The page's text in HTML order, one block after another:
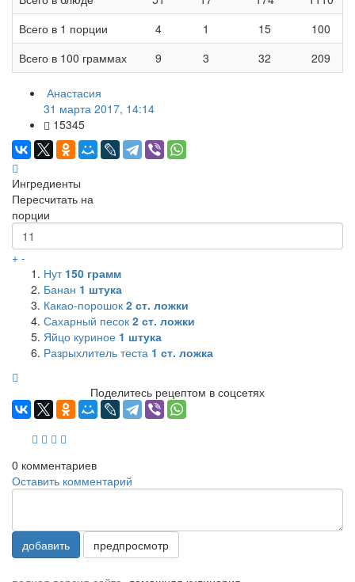
Всего в 1 порции
4 1 15
100
Всего в 100 граммах
9 3 32 209
Анастасия
31 марта 2017, 14:14
15345
Ингредиенты
Пересчитать на
порции
+ -
Нут 150 грамм
Банан 1 штука
Какао-порошок 2 ст. ложки
Сахарный песок 2 ст. ложки
Яйцо куриное 1 штука
Разрыхлитель теста 1 ст. ложка
Поделитесь рецептом в соцсетях
0 комментариев
Оставить комментарий
добавить предпросмотр